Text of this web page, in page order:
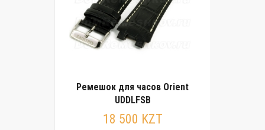
Ремешок для часов Orient
UDDLFSB
18 500 KZT